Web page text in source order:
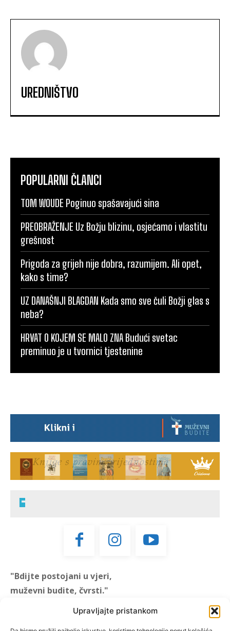
Upravljajte pristankom
UREDNIŠTVO
POPULARNI ČLANCI
TOM WOUDE Poginuo spašavajući sina
PREOBRAŽENJE Uz Božju blizinu, osjećamo i vlastitu
grešnost
Prigoda za grijeh nije dobra, razumijem. Ali opet,
kako s time?
UZ DANAŠNJI BLAGDAN Kada smo sve čuli Božji glas s
neba?
HRVAT O KOJEM SE MALO ZNA Budući svetac
preminuo je u tvornici tjestenine
"Bdijte postojani u vjeri,
muževni budite, čvrsti."